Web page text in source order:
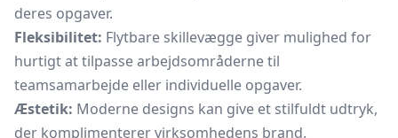
deres opgaver.
Fleksibilitet: Flytbare skillevægge giver mulighed for
hurtigt at tilpasse arbejdsområderne til
teamsamarbejde eller individuelle opgaver.
Æstetik: Moderne designs kan give et stilfuldt udtryk,
der komplimenterer virksomhedens brand.